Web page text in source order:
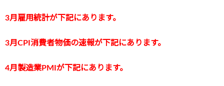
3月雇用統計が下記にあります。
3月CPI消費者物価の速報が下記にあります。
4月製造業PMIが下記にあります。